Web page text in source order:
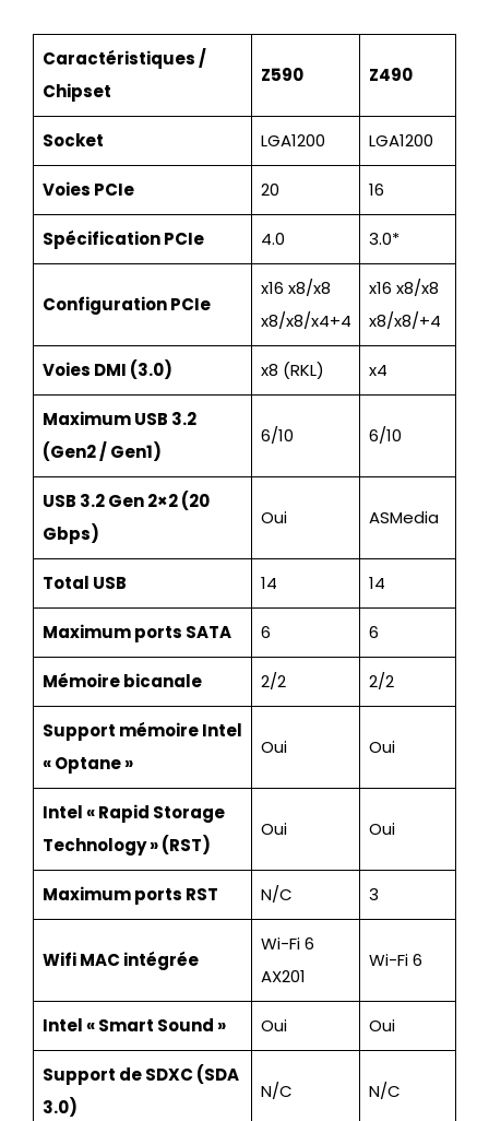
Caractéristiques /
Chipset
Z590 Z490
Socket LGA1200 LGA1200
Voies PCIe 20 16
Spécification PCIe 4.0 3.0*
Configuration PCIe
x16 x8/x8
x8/x8/x4+4
x16 x8/x8
x8/x8/+4
Voies DMI (3.0) x8 (RKL) x4
Maximum USB 3.2
(Gen2 / Gen1)
6/10 6/10
USB 3.2 Gen 2×2 (20
Gbps)
Oui ASMedia
Total USB 14 14
Maximum ports SATA 6 6
Mémoire bicanale 2/2 2/2
Support mémoire Intel
« Optane »
Oui Oui
Intel « Rapid Storage
Technology » (RST)
Oui Oui
Maximum ports RST N/C 3
Wifi MAC intégrée
Wi-Fi 6
AX201
Wi-Fi 6
Intel « Smart Sound » Oui Oui
Support de SDXC (SDA
3.0)
N/C N/C